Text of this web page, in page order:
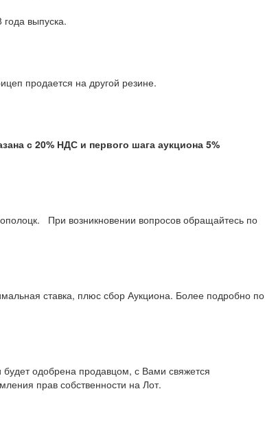
975800-2010, 2008 года выпуска.
продается на другой резине.
с 20% НДС и первого шага аукциона 5%
При возникновении вопросов обращайтесь по
11.
ставка, плюс сбор Аукциона. Более подробно по
одобрена продавцом, с Вами свяжется
прав собственности на Лот.